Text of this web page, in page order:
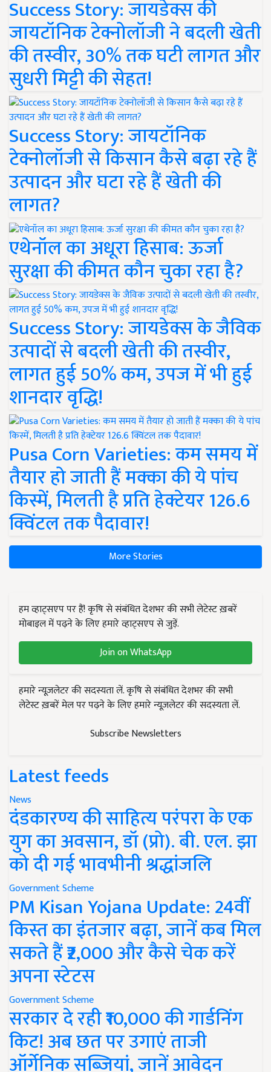
Success Story: जायडेक्स की
जायटॉनिक टेक्नोलॉजी ने बदली खेती
की तस्वीर, 30% तक घटी लागत और
सुधरी मिट्टी की सेहत!
Success Story: जायटॉनिक
टेक्नोलॉजी से किसान कैसे बढ़ा रहे हैं
उत्पादन और घटा रहे हैं खेती की
लागत?
एथेनॉल का अधूरा हिसाब: ऊर्जा
सुरक्षा की कीमत कौन चुका रहा है?
Success Story: जायडेक्स के जैविक
उत्पादों से बदली खेती की तस्वीर,
लागत हुई 50% कम, उपज में भी हुई
शानदार वृद्धि!
Pusa Corn Varieties: कम समय में
तैयार हो जाती हैं मक्का की ये पांच
किस्में, मिलती है प्रति हेक्टेयर 126.6
क्विंटल तक पैदावार!
More Stories
हम व्हाट्सएप पर हैं! कृषि से संबंधित देशभर की सभी लेटेस्ट ख़बरें
मोबाइल में पढ़ने के लिए हमारे व्हाट्सएप से जुड़ें.
Join on WhatsApp
हमारे न्यूज़लेटर की सदस्यता लें. कृषि से संबंधित देशभर की सभी
लेटेस्ट ख़बरें मेल पर पढ़ने के लिए हमारे न्यूज़लेटर की सदस्यता लें.
Subscribe Newsletters
Latest feeds
News
दंडकारण्य की साहित्य परंपरा के एक
युग का अवसान, डॉ (प्रो). बी. एल. झा
को दी गई भावभीनी श्रद्धांजलि
Government Scheme
PM Kisan Yojana Update: 24वीं
किस्त का इंतजार बढ़ा, जानें कब मिल
सकते हैं ₹2,000 और कैसे चेक करें
अपना स्टेटस
Government Scheme
सरकार दे रही ₹10,000 की गार्डनिंग
किट! अब छत पर उगाएं ताजी
ऑर्गेनिक सब्जियां, जानें आवेदन